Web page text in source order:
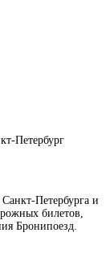
Петербург
Петербурга и
билетов,
Бронипоезд.